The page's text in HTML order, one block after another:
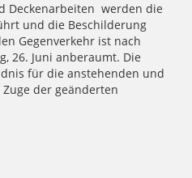
Deckenarbeiten werden die
und die Beschilderung
Gegenverkehr ist nach
26. Juni anberaumt. Die
für die anstehenden und
der geänderten